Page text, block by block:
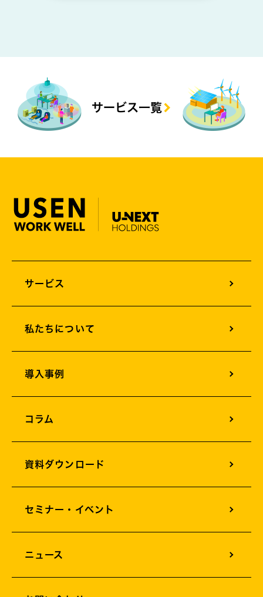
サービス一覧
サービス
オフィスグリーンエネルギー
オフィスカメラソリューション
オフィス構築支援
AIサービスソリューション
私たちについて
導入事例
コラム
資料ダウンロード
セミナー・イベント
ニュース